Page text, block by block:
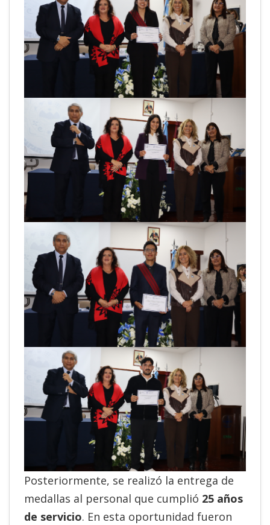
Posteriormente, se realizó la entrega de
medallas al personal que cumplió 25 años
de servicio. En esta oportunidad fueron